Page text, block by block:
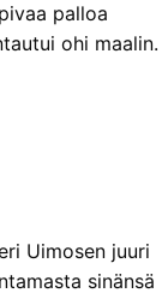
palloa
ohi maalin.
Uimosen juuri
sinänsä